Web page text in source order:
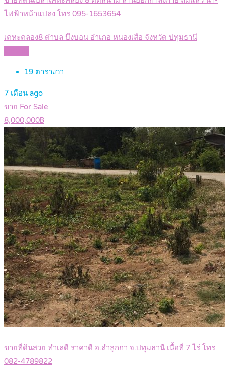
ไฟฟ้าหน้าแปลง โทร 095-1653654
เคหะคลอง8 ตำบล บึงบอน อำเภอ หนองเสือ จังหวัด ปทุมธานี
19 ตารางวา
7 เดือน ago
ขาย For Sale
8,000,000฿
ขายที่ดินสวย ทำเลดี ราคาดี อ.ลำลูกกา จ.ปทุมธานี เนื้อที่ 7 ไร่ โทร
082-4789822